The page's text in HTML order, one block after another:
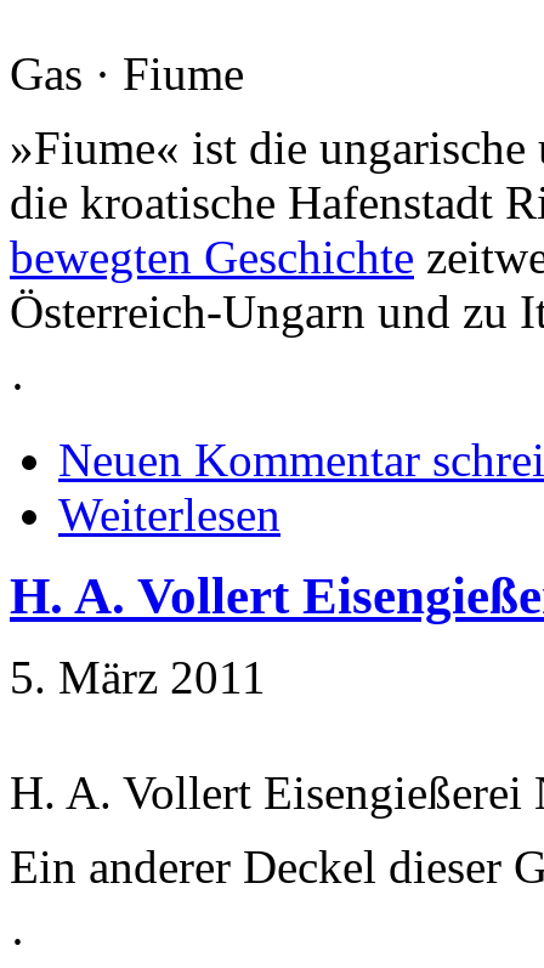
Gas · Fiume
»Fiume« ist die
die kroatische Hafenstadt
bewegten Geschichte
Österreich-Ungarn und zu
·
Neuen Kommentar
Weiterlesen
H. A. Vollert
5. März 2011
H. A. Vollert Eisengießerei
Ein anderer Deckel dieser
·